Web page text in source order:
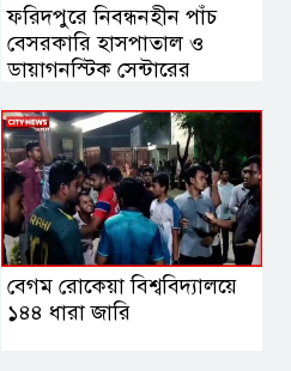
ফরিদপুরে নিবন্ধনহীন পাঁচ
বেসরকারি হাসপাতাল ও
ডায়াগনস্টিক সেন্টারের
বেগম রোকেয়া বিশ্ববিদ্যালয়ে
১৪৪ ধারা জারি